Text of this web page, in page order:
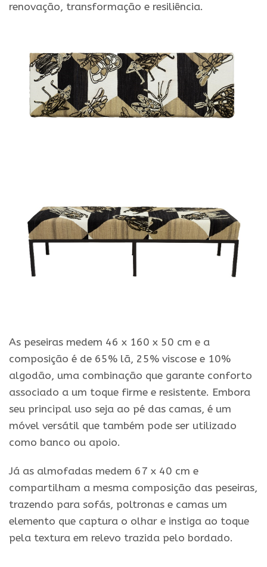
renovação, transformação e resiliência.
As peseiras medem 46 x 160 x 50 cm e a
composição é de 65% lã, 25% viscose e 10%
algodão, uma combinação que garante conforto
associado a um toque firme e resistente. Embora
seu principal uso seja ao pé das camas, é um
móvel versátil que também pode ser utilizado
como banco ou apoio.
Já as almofadas medem 67 x 40 cm e
compartilham a mesma composição das peseiras,
trazendo para sofás, poltronas e camas um
elemento que captura o olhar e instiga ao toque
pela textura em relevo trazida pelo bordado.